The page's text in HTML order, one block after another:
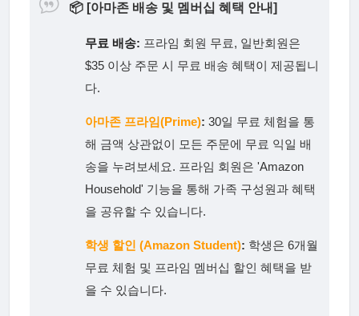
📦 [아마존 배송 및 멤버십 혜택 안내]
무료 배송: 프라임 회원 무료, 일반회원은
$35 이상 주문 시 무료 배송 혜택이 제공됩니
다.
아마존 프라임(Prime): 30일 무료 체험을 통
해 금액 상관없이 모든 주문에 무료 익일 배
송을 누려보세요. 프라임 회원은 'Amazon
Household' 기능을 통해 가족 구성원과 혜택
을 공유할 수 있습니다.
학생 할인 (Amazon Student): 학생은 6개월
무료 체험 및 프라임 멤버십 할인 혜택을 받
을 수 있습니다.